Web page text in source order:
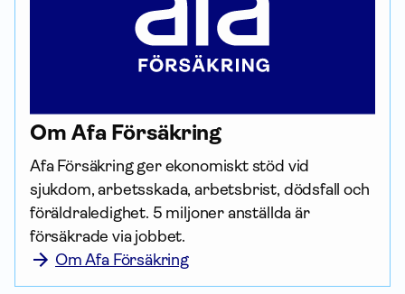
Om Afa För­säkring
Afa För­säkring ger ekonomiskt stöd vid
sjukdom, arbetsskada, arbetsbrist, dödsfall och
föräldraledighet. 5 miljoner anställda är
försäkrade via jobbet.
Om Afa Försäkring